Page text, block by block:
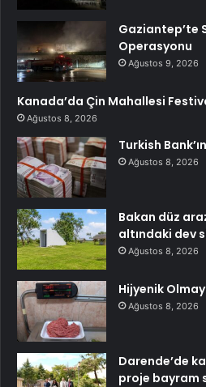
Gaziantep’te
Operasyonu
Ağustos 9, 2026
Kanada’da Çin Mahallesi
Ağustos 8, 2026
Turkish
Ağustos 8, 2026
Bakan düz
altındaki dev
Ağustos 8, 2026
Hijyenik
Ağustos 8, 2026
Darende’de
proje bayram